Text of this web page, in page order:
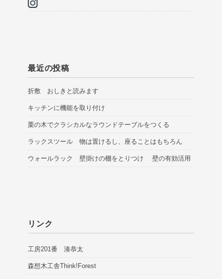
最近の投稿
折敷 おしきと読みます
キッチンに機能を取り付け
栗の木でクラシカルなラウンドテーブルをつくる
ラックスツール 物は置けるし、座ることはもちろん
ウォールラック 壁掛けの棚をとりつけ 壁の有効活用
リンク
工房201番 湊恭太
森想木工舎Think!Forest